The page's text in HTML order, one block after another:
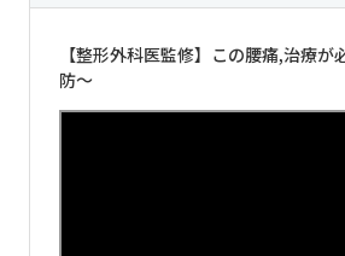
【整形外科医監修】この腰痛,治療
防～